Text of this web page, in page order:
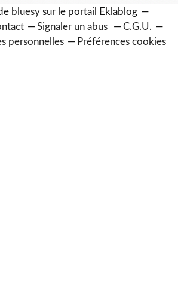
bluesysur le portail Eklablog
Signaler un abus
C.G.U.
personnelles
Préférences cookies